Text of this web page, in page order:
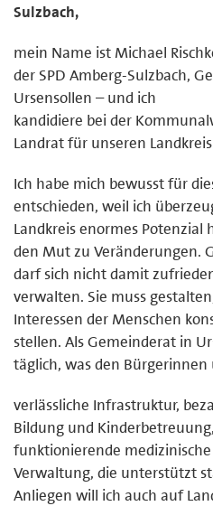
Sulzbach,
mein Name ist Michael
der SPD Amberg-Sulzbach,
Ursensollen – und ich
kandidiere bei der
Landrat für unseren
Ich habe mich bewusst für
entschieden, weil ich
Landkreis enormes Potenzial
den Mut zu Veränderungen.
darf sich nicht damit
verwalten. Sie muss
Interessen der Menschen
stellen. Als Gemeinderat in
täglich, was den
verlässliche Infrastruktur,
Bildung und
funktionierende
Verwaltung, die unterstützt
Anliegen will ich auch auf